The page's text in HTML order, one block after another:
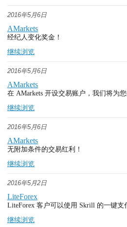
2016年5月6日
AMarkets
经纪人变化奖金！
继续浏览
2016年5月6日
AMarkets
在 AMarkets 开设交易账户，我们将为您
继续浏览
2016年5月6日
AMarkets
无附加条件的交易红利！
继续浏览
2016年5月2日
LiteForex
LiteForex 客户可以使用 Skrill 的一键支
继续浏览